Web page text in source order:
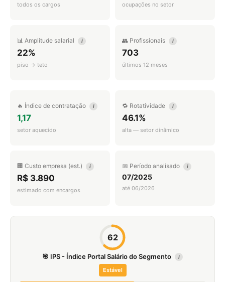
todos os cargos ocupações no setor
📊 Amplitude salarial i
22%
piso → teto
👥 Profissionais i
703
últimos 12 meses
🔥 Índice de contratação i
1,17
setor aquecido
🔁 Rotatividade i
46.1%
alta — setor dinâmico
🏢 Custo empresa (est.) i
R$ 3.890
estimado com encargos
📅 Período analisado i
07/2025
até 06/2026
62
🎯 IPS - Índice Portal Salário do Segmento i
Estável